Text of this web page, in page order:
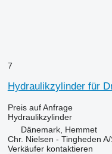
7
Hydraulikzylinder für
Preis auf Anfrage
Hydraulikzylinder
Dänemark, Hemmet
Chr. Nielsen - Tingheden A/
Verkäufer kontaktieren